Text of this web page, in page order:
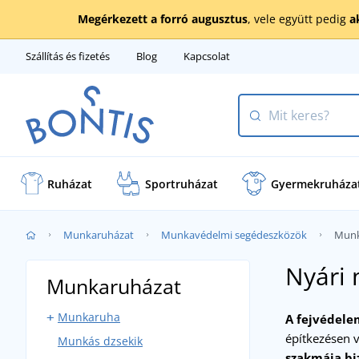
Megérkezett a forró augusztus, vele együtt pedig
Szállítás és fizetés Blog Kapcsolat
Ruházat Sportruházat
Munkaruházat Munkavédelmi segédeszközök
Nyári
A
építkezésen
Munkaruházat
Munkaruha
Kantáros munkaruha
Munkás dzsekik